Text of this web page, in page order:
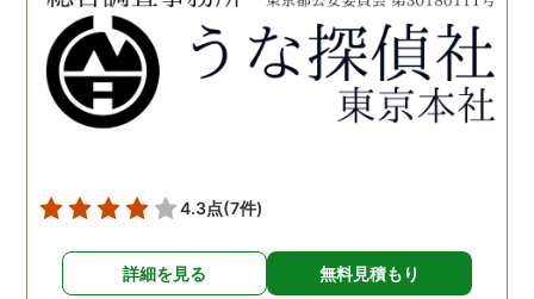
得るべく、尽力して頂き、
密に連絡をいただきなが
ら、丁寧に対応してくださ
いました。 おかげで、とて
も、不安で日々辛い気持ち
対応して頂いた上に、かな
り迅速に弁護士に関するア
せて頂きたいと思います
4.3点(7件)
詳細を見る 無料見積もり